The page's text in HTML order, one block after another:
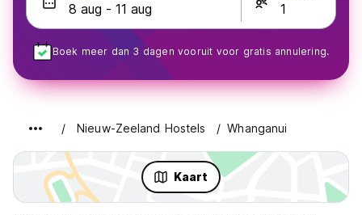
Boek meer dan 3 dagen vooruit voor gratis annulering.
Nieuw-Zeeland Hostels Whanganui
Kaart